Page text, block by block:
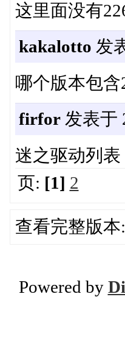
这里面没有
kakalotto 发
哪个版本包
firfor发表于
迷之驱动列表
页: [1] 2
查看完整版本:
Powered by